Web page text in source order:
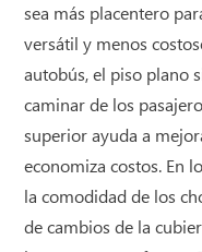
sea más placentero
versátil y menos
autobús, el piso plano
caminar de los
superior ayuda a
economiza costos. En
la comodidad de los
de cambios de la